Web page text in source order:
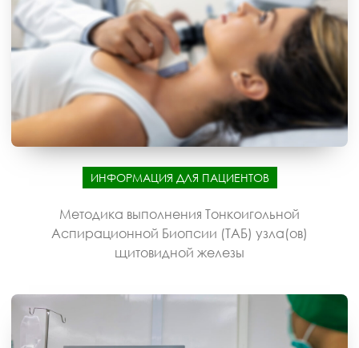
ИНФОРМАЦИЯ ДЛЯ ПАЦИЕНТОВ
Методика выполнения Тонкоигольной
Аспирационной Биопсии (ТАБ) узла(ов)
щитовидной железы